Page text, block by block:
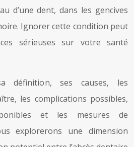
d’une dent, dans les gencives
Ignorer cette condition peut
sérieuses sur votre santé
définition, ses causes, les
les complications possibles,
et les mesures de
explorerons une dimension